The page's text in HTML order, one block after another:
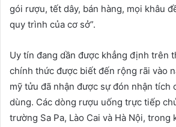
gói rượu, tết dây, bán hàng, mọi khâu
quy trình của cơ sở”.
Uy tín đang dần được khẳng định trên
chính thức được biết đến rộng rãi vào
mỹ tửu đã nhận được sự đón nhận tích
dùng. Các dòng rượu uống trực tiếp
trường Sa Pa, Lào Cai và Hà Nội, trong